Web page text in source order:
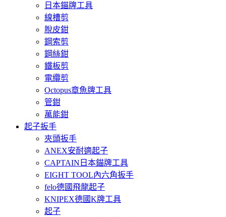
日本錨牌工具
線槽剪
脫皮鉗
鋼索剪
鋼絲鉗
鐵板剪
電纜剪
Octopus章魚牌工具
管鉗
萬能鉗
起子扳手
夾頭扳手
ANEX安耐適起子
CAPTAIN日本錨牌工具
EIGHT TOOL內六角扳手
felo德國飛龍起子
KNIPEX德國K牌工具
起子